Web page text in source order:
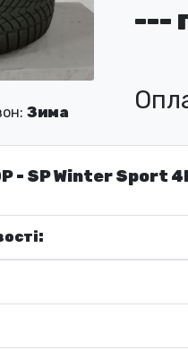
Зима
---
- SP Winter Sport